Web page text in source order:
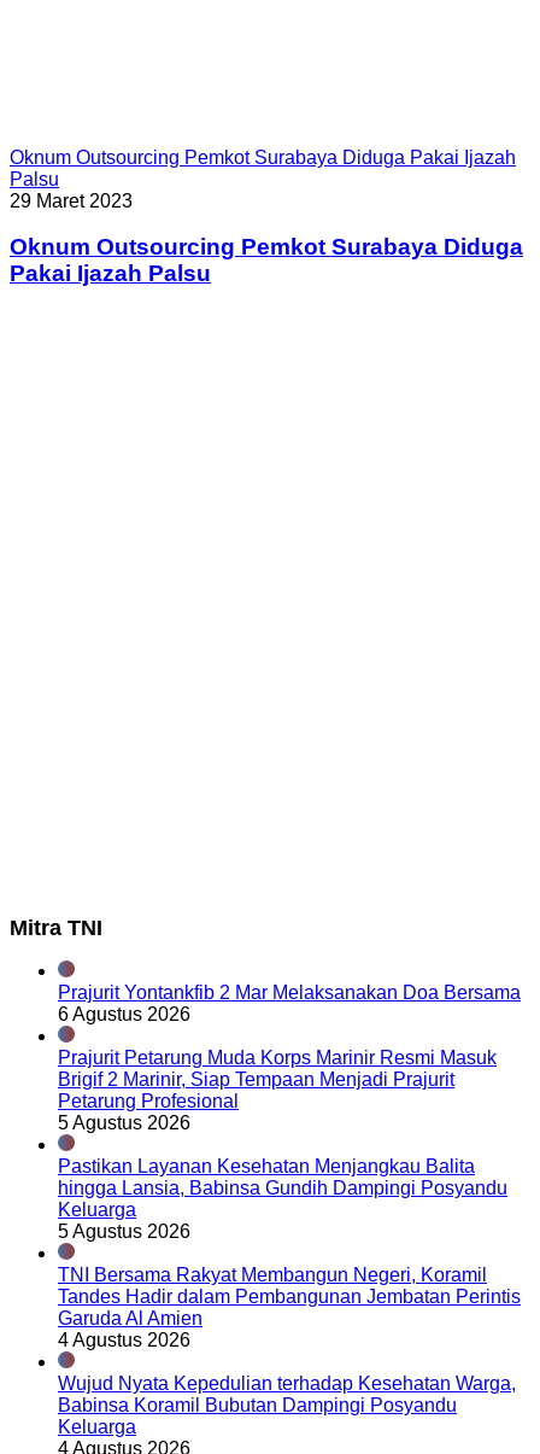
Oknum Outsourcing Pemkot Surabaya Diduga Pakai Ijazah
Palsu
29 Maret 2023
Oknum Outsourcing Pemkot Surabaya Diduga
Pakai Ijazah Palsu
Mitra TNI
Prajurit Yontankfib 2 Mar Melaksanakan Doa Bersama
6 Agustus 2026
Prajurit Petarung Muda Korps Marinir Resmi Masuk
Brigif 2 Marinir, Siap Tempaan Menjadi Prajurit
Petarung Profesional
5 Agustus 2026
Pastikan Layanan Kesehatan Menjangkau Balita
hingga Lansia, Babinsa Gundih Dampingi Posyandu
Keluarga
5 Agustus 2026
TNI Bersama Rakyat Membangun Negeri, Koramil
Tandes Hadir dalam Pembangunan Jembatan Perintis
Garuda Al Amien
4 Agustus 2026
Wujud Nyata Kepedulian terhadap Kesehatan Warga,
Babinsa Koramil Bubutan Dampingi Posyandu
Keluarga
4 Agustus 2026